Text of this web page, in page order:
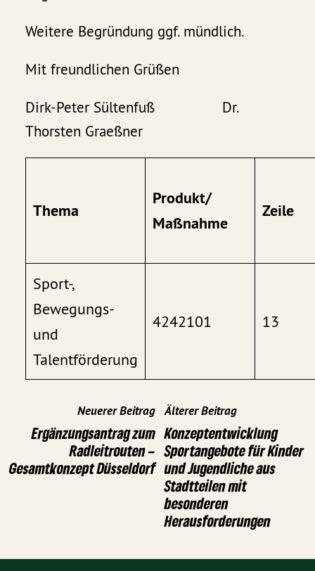
Weitere Begründung ggf. mündlich.
Mit freundlichen Grüßen
Dirk-Peter Sültenfuß Dr.
Thorsten Graeßner
Thema
Produkt/
Maßnahme
Zeile
Sport-,
Bewegungs-
und
Talentförderung
4242101 13
Neuerer Beitrag
Ergänzungsantrag zum
Radleitrouten –
Gesamtkonzept Düsseldorf
Älterer Beitrag
Konzeptentwicklung
Sportangebote für Kinder
und Jugendliche aus
Stadtteilen mit
besonderen
Herausforderungen